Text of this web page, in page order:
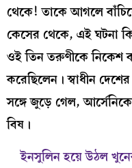
থেকে! তাকে আগলে
কেসের থেকে, এই ঘটনা
ওই তিন তরুণীকে নিকেশ
করেছিলেন। স্বাধীন দেশের
সঙ্গে জুড়ে গেল,
বিষ।
ইনসুলিন হয়ে উঠল